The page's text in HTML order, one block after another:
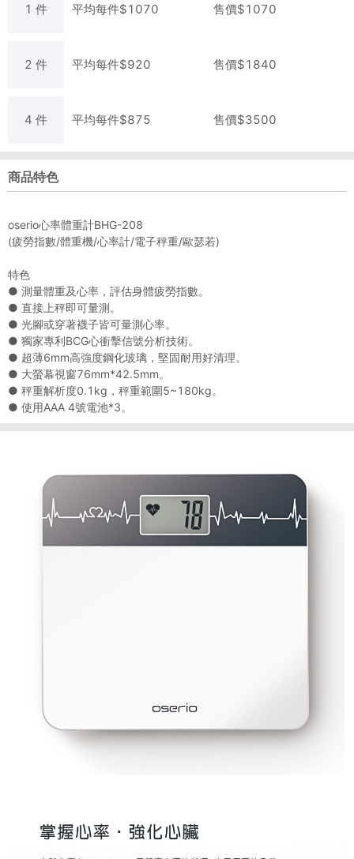
1 件 平均每件$1070 售價$1070
2 件 平均每件$920 售價$1840
4 件 平均每件$875 售價$3500
商品特色
oserio心率體重計BHG-208
(疲勞指數/體重機/心率計/電子秤重/歐瑟若)
特色
● 測量體重及心率，評估身體疲勞指數。
● 直接上秤即可量測。
● 光腳或穿著襪子皆可量測心率。
● 獨家專利BCG心衝擊信號分析技術。
● 超薄6mm高強度鋼化玻璃，堅固耐用好清理。
● 大螢幕視窗76mm*42.5mm。
● 秤重解析度0.1kg，秤重範圍5~180kg。
● 使用AAA 4號電池*3。